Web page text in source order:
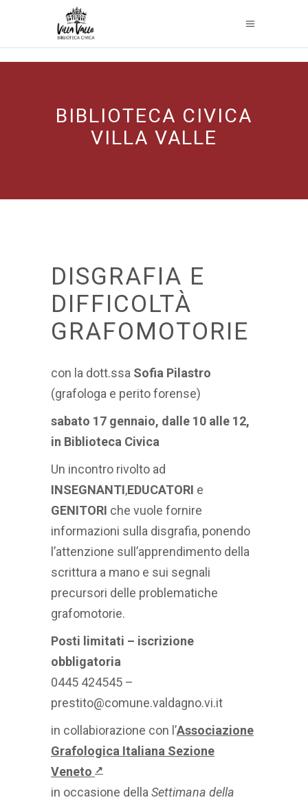
BIBLIOTECA CIVICA
VILLA VALLE
DISGRAFIA E
DIFFICOLTÀ
GRAFOMOTORIE
con la dott.ssa Sofia Pilastro
(grafologa e perito forense)
sabato 17 gennaio, dalle 10 alle 12,
in Biblioteca Civica
Un incontro rivolto ad
INSEGNANTI,EDUCATORI e
GENITORI che vuole fornire
informazioni sulla disgrafia, ponendo
l’attenzione sull’apprendimento della
scrittura a mano e sui segnali
precursori delle problematiche
grafomotorie.
Posti limitati – iscrizione
obbligatoria
0445 424545 –
prestito@comune.valdagno.vi.it
in collabiorazione con l’Associazione
Grafologica Italiana Sezione
Veneto ↗
in occasione della Settimana della